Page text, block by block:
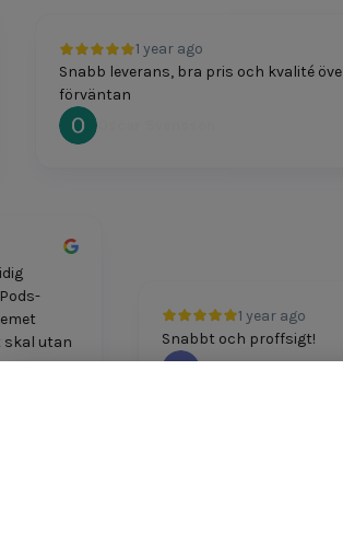
1 year ago
Snabb leverans, bra pris och kvalité över
förväntan
Oscar Svensson
1 year ago
Snabbt och proffsigt!
skal utan